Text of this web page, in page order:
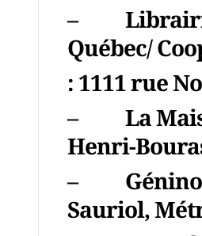
–
Québec/
: 1111 rue
– La
Henri-
–
Sauriol,